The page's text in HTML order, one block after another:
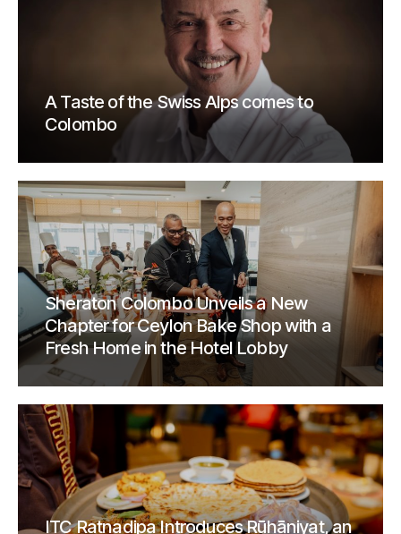
A Taste of the Swiss Alps comes to
Colombo
Sheraton Colombo Unveils a New
Chapter for Ceylon Bake Shop with a
Fresh Home in the Hotel Lobby
ITC Ratnadipa Introduces Rūhāniyat, an